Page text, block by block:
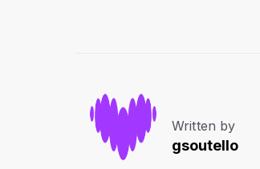
Written by
gsoutello